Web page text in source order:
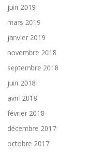
juin 2019
mars 2019
janvier 2019
novembre 2018
septembre 2018
juin 2018
avril 2018
février 2018
décembre 2017
octobre 2017